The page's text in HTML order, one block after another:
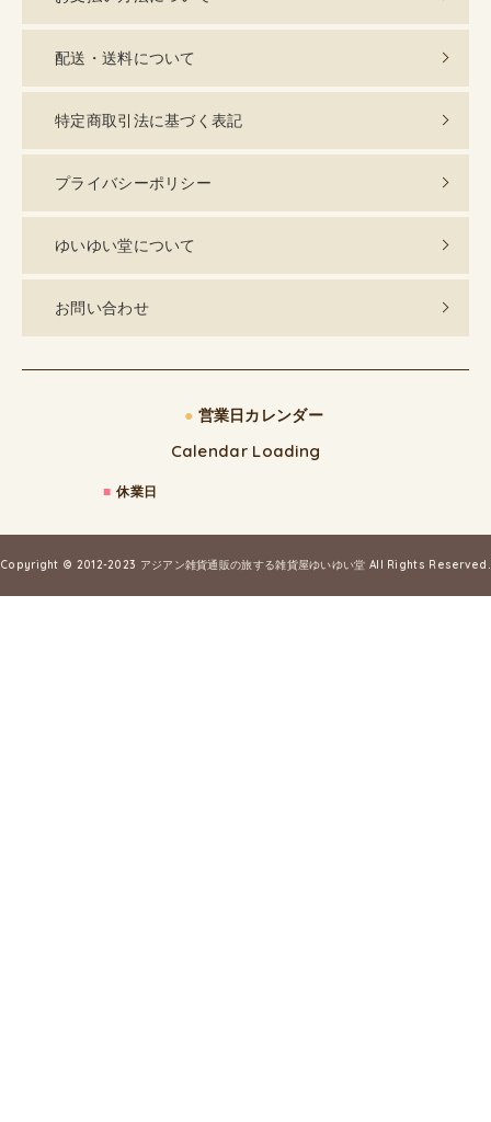
配送・送料について
特定商取引法に基づく表記
プライバシーポリシー
ゆいゆい堂について
お問い合わせ
● 営業日カレンダー
Calendar Loading
■ 休業日
Copyright © 2012-2023 アジアン雑貨通販の旅する雑貨屋ゆいゆい堂 All Rights Reserved.